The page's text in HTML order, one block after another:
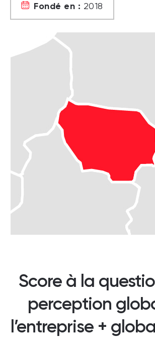
Fondé en : 2018
Score à la
perception
l’entreprise +